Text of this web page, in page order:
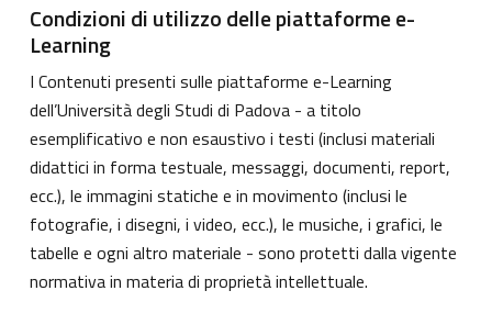
Condizioni di utilizzo delle piattaforme e-
Learning
I Contenuti presenti sulle piattaforme e-Learning
dell’Università degli Studi di Padova - a titolo
esemplificativo e non esaustivo i testi (inclusi materiali
didattici in forma testuale, messaggi, documenti, report,
ecc.), le immagini statiche e in movimento (inclusi le
fotografie, i disegni, i video, ecc.), le musiche, i grafici, le
tabelle e ogni altro materiale - sono protetti dalla vigente
normativa in materia di proprietà intellettuale.